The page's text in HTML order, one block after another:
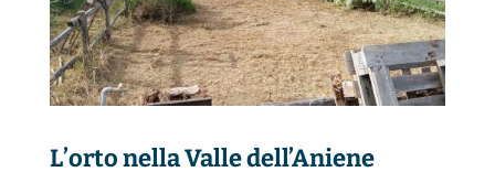
L’orto nella Valle dell’Aniene